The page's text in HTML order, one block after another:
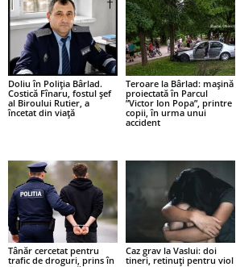
Doliu în Poliția Bârlad.
Costică Fînaru, fostul șef
al Biroului Rutier, a
încetat din viață
Teroare la Bârlad: mașină
proiectată în Parcul
”Victor Ion Popa”, printre
copii, în urma unui
accident
Tânăr cercetat pentru
trafic de droguri, prins în
Caz grav la Vaslui: doi
tineri, retinuți pentru viol